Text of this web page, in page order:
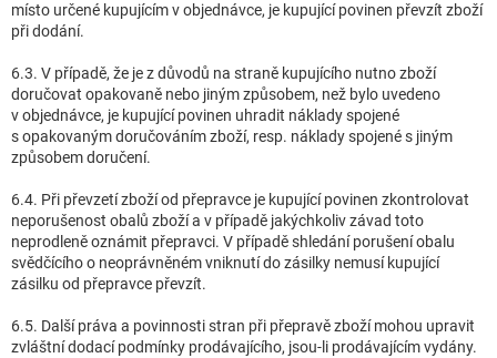
místo určené kupujícím v objednávce, je kupující povinen převzít zboží
při dodání.
6.3. V případě, že je z důvodů na straně kupujícího nutno zboží
doručovat opakovaně nebo jiným způsobem, než bylo uvedeno
v objednávce, je kupující povinen uhradit náklady spojené
s opakovaným doručováním zboží, resp. náklady spojené s jiným
způsobem doručení.
6.4. Při převzetí zboží od přepravce je kupující povinen zkontrolovat
neporušenost obalů zboží a v případě jakýchkoliv závad toto
neprodleně oznámit přepravci. V případě shledání porušení obalu
svědčícího o neoprávněném vniknutí do zásilky nemusí kupující
zásilku od přepravce převzít.
6.5. Další práva a povinnosti stran při přepravě zboží mohou upravit
zvláštní dodací podmínky prodávajícího, jsou-li prodávajícím vydány.